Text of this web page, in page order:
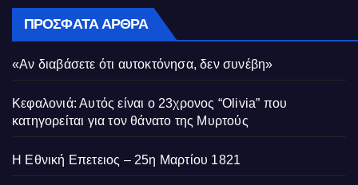
ΠΡΌΣΦΑΤΑ ΆΡΘΡΑ
«Αν διαβάσετε ότι αυτοκτόνησα, δεν συνέβη»
Κεφαλονιά: Αυτός είναι ο 23χρονος “Olivia” που
κατηγορείται για τον θάνατο της Μυρτούς
Η Εθνική Επετειος – 25η Μαρτίου 1821